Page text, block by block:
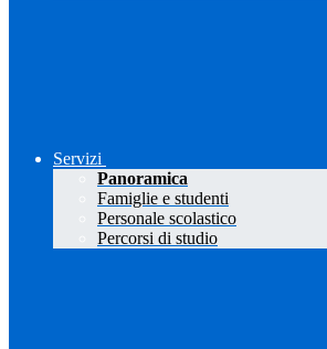
Servizi
Panoramica
Famiglie e studenti
Personale scolastico
Percorsi di studio